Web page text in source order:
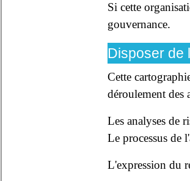
Si cette
gouvernance.
Disposer de
Cette
déroulement des
Les analyses de
Le processus de
L'expression du